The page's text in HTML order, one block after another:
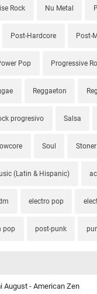
Rock Nu Metal
Post-Hardcore Post-
Pop Progressive
Reggaeton
progresivo Salsa
Soul
(Latin & Hispanic)
electro pop
pop post-punk
August - American Zen